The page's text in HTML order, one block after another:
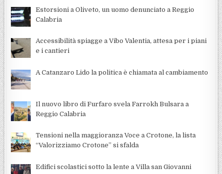
Estorsioni a Oliveto, un uomo denunciato a Reggio
Calabria
Accessibilità spiagge a Vibo Valentia, attesa per i piani
e i cantieri
A Catanzaro Lido la politica è chiamata al cambiamento
Il nuovo libro di Furfaro svela Farrokh Bulsara a
Reggio Calabria
Tensioni nella maggioranza Voce a Crotone, la lista
“Valorizziamo Crotone” si sfalda
Edifici scolastici sotto la lente a Villa san Giovanni